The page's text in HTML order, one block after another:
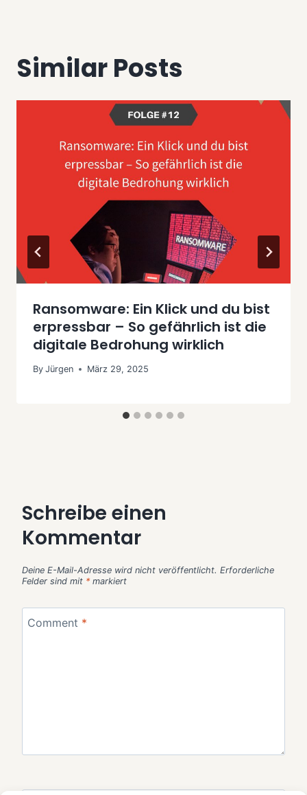
Similar Posts
Ransomware: Ein Klick und du bist
erpressbar – So gefährlich ist die
digitale Bedrohung wirklich
By Jürgen März 29, 2025
Schreibe einen
Kommentar
Deine E-Mail-Adresse wird nicht veröffentlicht. Erforderliche
Felder sind mit *markiert
Comment *